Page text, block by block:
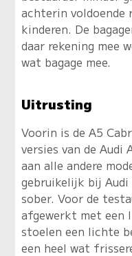
achterin voldoende
kinderen. De
daar rekening mee
wat bagage mee.
Uitrusting
Voorin is de A5
versies van de
aan alle andere
gebruikelijk bij
sober. Voor de
afgewerkt met een
stoelen een lichte
een heel wat